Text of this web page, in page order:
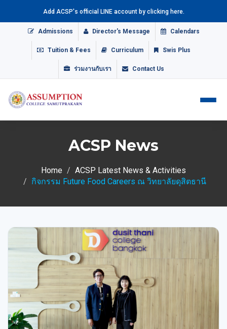
Add ACSP's official LINE account by clicking here.
Admissions Director's Message Calendars
Tuition & Fees Curriculum Swis Plus
ร่วมงานกับเรา Contact Us
ACSP News
Home
ACSP Latest News & Activities
กิจกรรม Future Food Careers ณ วิทยาลัยดุสิตธานี